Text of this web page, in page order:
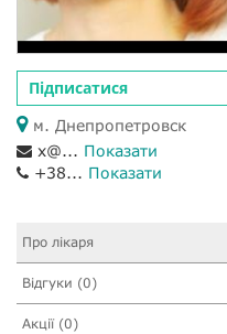
Підписатися
м. Днепропетровск
x@... Показати
+38... Показати
Про лікаря
Відгуки (0)
Акції (0)